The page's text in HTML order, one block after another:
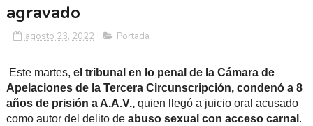
agravado
agosto 23, 2022 Portada
Este martes, el tribunal en lo penal de la Cámara de
Apelaciones de la Tercera Circunscripción, condenó a 8
años de prisión a A.A.V., quien llegó a juicio oral acusado
como autor del delito deabuso sexual con acceso carnal .